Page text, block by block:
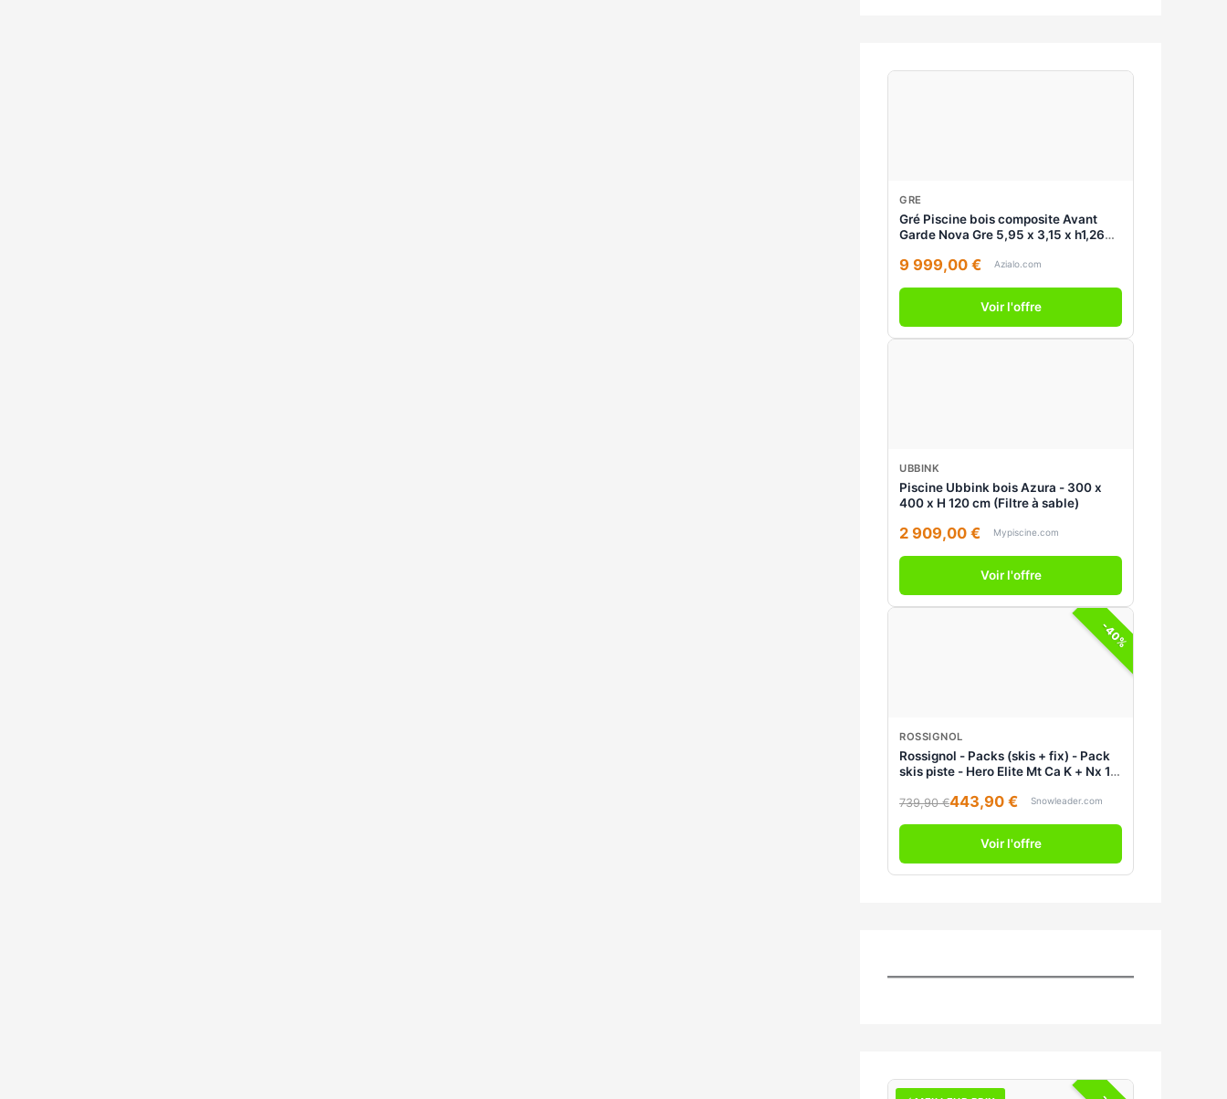
GRE
Gré Piscine bois composite Avant
Garde Nova Gre 5,95 x 3,15 x h1,26m
9 999,00 € Azialo.com
Voir l'offre
UBBINK
Piscine Ubbink bois Azura - 300 x
400 x H 120 cm (Filtre à sable)
2 909,00 € Mypiscine.com
Voir l'offre
-40%
ROSSIGNOL
Rossignol - Packs (skis + fix) - Pack
skis piste - Hero Elite Mt Ca K + Nx 12
Homme en Bois - Taille 167 cm -
739,90 €443,90 € Snowleader.com
Voir l'offre